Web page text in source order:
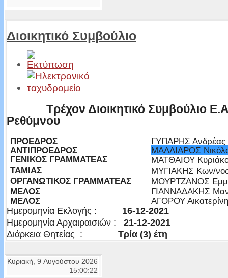
Διοικητικό Συμβούλιο
Τρέχον Διοικητικό Συμβούλιο
Ρεθύμνου
ΠΡΟΕΔΡΟΣ
ΓΥΠΑΡΗΣ Ανδρέας
ΑΝΤΙΠΡΟΕΔΡΟΣ
ΜΑΛΛΙΑΡΟΣ
ΓΕΝΙΚΟΣ ΓΡΑΜΜΑΤΕΑΣ
ΜΑΤΘΑΙΟΥ
ΤΑΜΙΑΣ
ΜΥΓΙΑΚΗΣ Κων/
ΟΡΓΑΝΩΤΙΚΟΣ ΓΡΑΜΜΑΤΕΑΣ
ΜΟΥΡΤΖΑΝΟΣ
ΜΕΛΟΣ
ΓΙΑΝΝΑΔΑΚΗΣ
ΜΕΛΟΣ
ΑΓΟΡΟΥ
Ημερομηνία Εκλογής : 16-12-2021
Ημερομηνία Αρχαιραισιών : 21-12-2021
Διάρκεια Θητείας : Τρία (3) έτη
Κυριακή, 9 Αυγούστου 2026
15:00:22